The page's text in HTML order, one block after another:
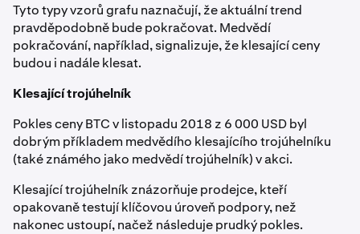
Tyto typy vzorů grafu naznačují, že aktuální trend
pravděpodobně bude pokračovat. Medvědí
pokračování, například, signalizuje, že klesající ceny
budou i nadále klesat.
Klesající trojúhelník
Pokles ceny BTC v listopadu 2018 z 6 000 USD byl
dobrým příkladem medvědího klesajícího trojúhelníku
(také známého jako medvědí trojúhelník) v akci.
Klesající trojúhelník znázorňuje prodejce, kteří
opakovaně testují klíčovou úroveň podpory, než
nakonec ustoupí, načež následuje prudký pokles.